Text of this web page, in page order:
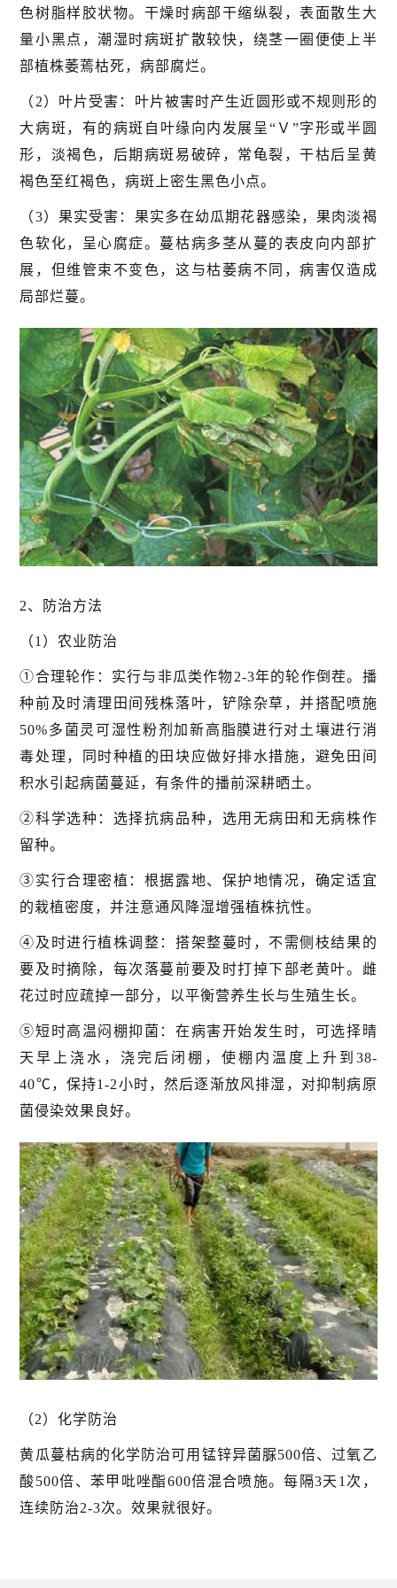
色树脂样胶状物。干燥时病部干缩纵裂，表面散生大
量小黑点，潮湿时病斑扩散较快，绕茎一圈便使上半
部植株萎蔫枯死，病部腐烂。
（2）叶片受害：叶片被害时产生近圆形或不规则形的
大病斑，有的病斑自叶缘向内发展呈“Ｖ”字形或半圆
形，淡褐色，后期病斑易破碎，常龟裂，干枯后呈黄
褐色至红褐色，病斑上密生黑色小点。
（3）果实受害：果实多在幼瓜期花器感染，果肉淡褐
色软化，呈心腐症。蔓枯病多茎从蔓的表皮向内部扩
展，但维管束不变色，这与枯萎病不同，病害仅造成
局部烂蔓。
2、防治方法
（1）农业防治
①合理轮作：实行与非瓜类作物2-3年的轮作倒茬。播
种前及时清理田间残株落叶，铲除杂草，并搭配喷施
50%多菌灵可湿性粉剂加新高脂膜进行对土壤进行消
毒处理，同时种植的田块应做好排水措施，避免田间
积水引起病菌蔓延，有条件的播前深耕晒土。
②科学选种：选择抗病品种，选用无病田和无病株作
留种。
③实行合理密植：根据露地、保护地情况，确定适宜
的栽植密度，并注意通风降湿增强植株抗性。
④及时进行植株调整：搭架整蔓时，不需侧枝结果的
要及时摘除，每次落蔓前要及时打掉下部老黄叶。雌
花过时应疏掉一部分，以平衡营养生长与生殖生长。
⑤短时高温闷棚抑菌：在病害开始发生时，可选择晴
天早上浇水，浇完后闭棚，使棚内温度上升到38-
40℃，保持1-2小时，然后逐渐放风排湿，对抑制病原
菌侵染效果良好。
（2）化学防治
黄瓜蔓枯病的化学防治可用锰锌异菌脲500倍、过氧乙
酸500倍、苯甲吡唑酯600倍混合喷施。每隔3天1次，
连续防治2-3次。效果就很好。